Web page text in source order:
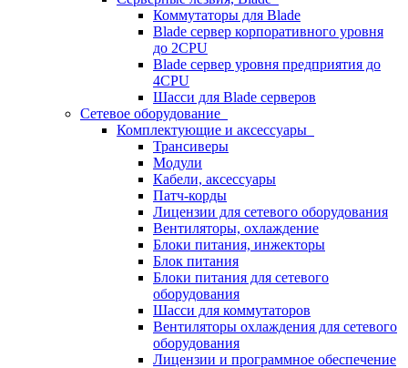
Коммутаторы для Blade
Blade сервер корпоративного уровня
до 2CPU
Blade сервер уровня предприятия до
4CPU
Шасси для Blade серверов
Сетевое оборудование
Комплектующие и аксессуары
Трансиверы
Модули
Кабели, аксессуары
Патч-корды
Лицензии для сетевого оборудования
Вентиляторы, охлаждение
Блоки питания, инжекторы
Блок питания
Блоки питания для сетевого
оборудования
Шасси для коммутаторов
Вентиляторы охлаждения для сетевого
оборудования
Лицензии и программное обеспечение